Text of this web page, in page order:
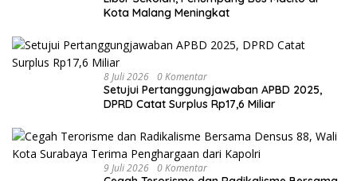
Kota Malang Meningkat
8 Juli 2026 0 Komentar
Setujui Pertanggungjawaban APBD 2025,
DPRD Catat Surplus Rp17,6 Miliar
9 Juli 2026 0 Komentar